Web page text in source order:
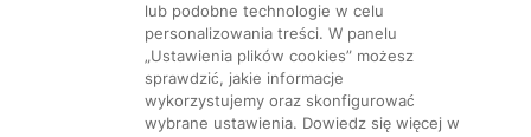
Ustawienia plików cookie
lub podobne technologie w celu
personalizowania treści. W panelu
„Ustawienia plików cookies” możesz
sprawdzić, jakie informacje
wykorzystujemy oraz skonfigurować
wybrane ustawienia. Dowiedz się więcej w